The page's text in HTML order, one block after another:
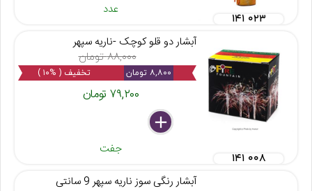
عدد
۱۴۱ ۰۲۳
آبشار دو قلو کوچک -ناریه سپهر
۸۸,۰۰۰ تومان
۸,۸۰۰ تومان تخفیف ( %۱۰ )
۷۹,۲۰۰ تومان
delete
remove
add
جفت
۱۴۱ ۰۰۸
آبشار رنگی سوز ناریه سپهر 9 سانتی